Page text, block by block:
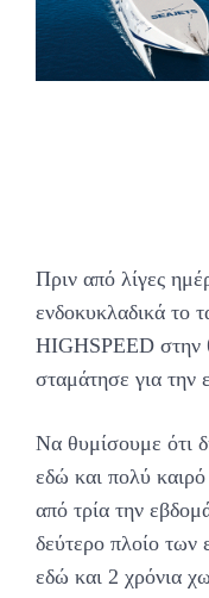
Πριν από λίγες
ενδοκυκλαδικά το
HIGHSPEED
σταμάτησε για την
Να θυμίσουμε ότι
εδώ και πολύ
από τρία την
δεύτερο πλοίο των
εδώ και 2 χρόνια